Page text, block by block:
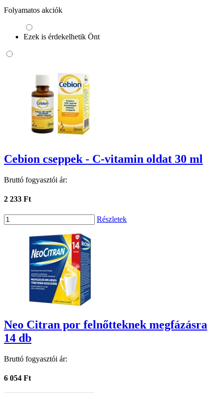
Folyamatos akciók
Ezek is érdekelhetik Önt
Cebion cseppek - C-vitamin oldat 30 ml
Bruttó fogyasztói ár:
2 233 Ft
Részletek
Neo Citran por felnőtteknek megfázásra
14 db
Bruttó fogyasztói ár:
6 054 Ft